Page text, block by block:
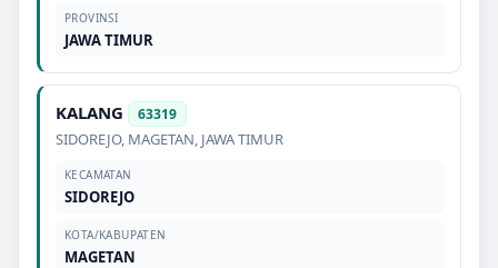
PROVINSI
JAWA TIMUR
KALANG 63319
SIDOREJO, MAGETAN, JAWA TIMUR
KECAMATAN
SIDOREJO
KOTA/KABUPATEN
MAGETAN